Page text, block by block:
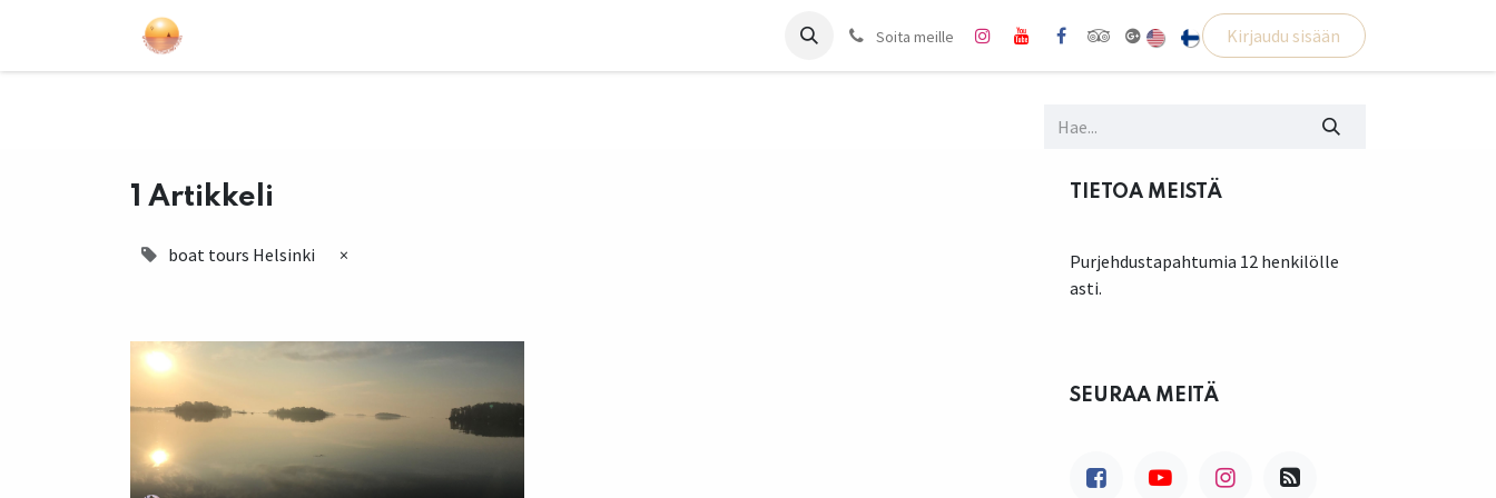
Ota yhteyttäSoita meille Kirjaudu sisään
1 Artikkeli
boat tours Helsinki ×
TIETOA MEISTÄ
Purjehdustapahtumia 12 henkilölle
asti.
SEURAA MEITÄ